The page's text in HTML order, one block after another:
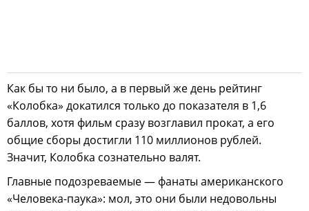
Как бы то ни было, а в первый же день рейтинг
«Колобка» докатился только до показателя в 1,6
баллов, хотя фильм сразу возглавил прокат, а его
общие сборы достигли 110 миллионов рублей.
Значит, Колобка сознательно валят.
Главные подозреваемые — фанаты американского
«Человека-паука»: мол, это они были недовольны